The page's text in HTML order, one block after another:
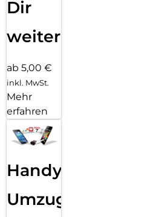
Dir
weiter
ab 5,00 €
inkl. MwSt.
Mehr
erfahren
Handy
Umzug